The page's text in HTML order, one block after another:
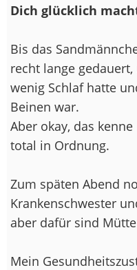
Dich glücklich
Bis das
recht lange
wenig Schlaf hatte
Beinen war.
Aber okay, das
total in Ordnung.
Zum späten Abend
Krankenschwester
aber dafür sind
Mein